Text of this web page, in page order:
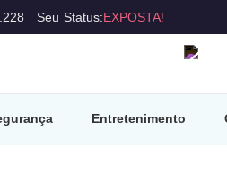
Seu Status:EXPOSTA!
Entretenimento